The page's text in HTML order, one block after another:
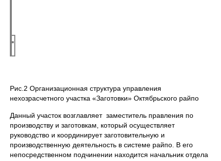
Рис.2 Организационная структура управления
нехозрасчетного участка «Заготовки» Октябрьского райпо
Данный участок возглавляет заместитель правления по
производству и заготовкам, который осуществляет
руководство и координирует заготовительную и
производственную деятельность в системе райпо. В его
непосредственном подчинении находится начальник отдела